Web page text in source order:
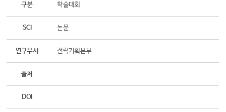
구분 학술대회
SCI 논문
연구부서 전략기획본부
출처
DOI